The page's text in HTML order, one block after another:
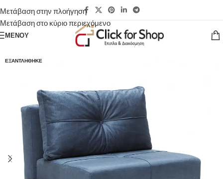
Μετάβαση στην πλοήγηση
Μετάβαση στο κύριο περιεχόμενο
ΜΕΝΟΎ
ΕΞΑΝΤΛΉΘΗΚΕ